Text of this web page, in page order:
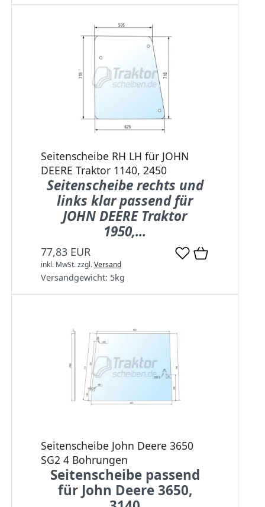
Seitenscheibe RH LH für JOHN
DEERE Traktor 1140, 2450
Seitenscheibe rechts und
links klar passend für
JOHN DEERE Traktor
1950,...
77,83 EUR
inkl. MwSt.zzgl.Versand
Versandgewicht: 5kg
Seitenscheibe John Deere 3650
SG2 4 Bohrungen
Seitenscheibe passend
für John Deere 3650,